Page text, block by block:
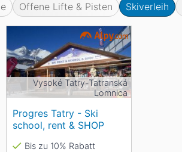
Offene Lifte & Pisten Skiverleih
Vysoké Tatry-Tatranská
Lomnica
Progres Tatry - Ski
school, rent & SHOP
Bis zu 10% Rabatt